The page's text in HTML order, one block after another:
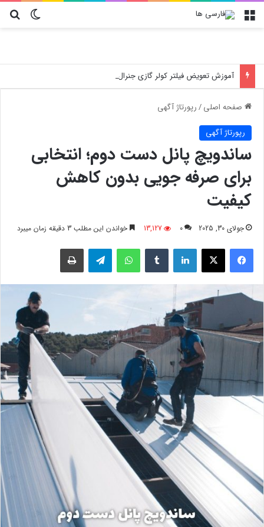
تغییر منو
آموزش تعویض فیلتر کولر گازی جنرال مکس
صفحه اصلی/رپورتاژ آگهی
رپورتاژ آگهی
ساندویچ پانل دست دوم؛ انتخابی
برای صرفه ‌جویی بدون کاهش
کیفیت
جولای 30, 2025 0
13,127 خواندن این مطلب 3 دقیقه زمان میبرد
فیسبوک لینکدین واتس آپ